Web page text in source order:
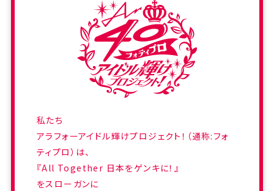
私たち
アラフォーアイドル輝けプロジェクト！（通称:フォ
ティプロ）は、
『All Together 日本をゲンキに！』
をスローガンに